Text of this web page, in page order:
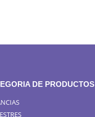
DE PRODUCTOS